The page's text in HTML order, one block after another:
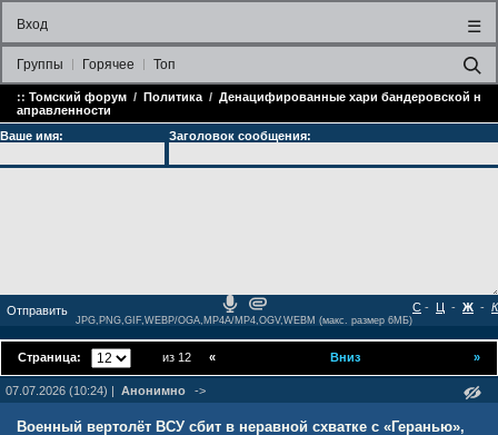
Вход ☰
Группы Горячее Топ
:: Томский форум / Политика / Денацифированные хари бандеровской н
аправленности
Ваше имя:
Заголовок сообщения:
- Ц - Ж - К
С
JPG,PNG,GIF,WEBP/OGA,MP4A/MP4,OGV,WEBM (макс. размер 6МБ)
Страница: из 12 »
« Вниз
07.07.2026 (10:24) | Анонимно ->
Военный вертолёт ВСУ сбит в неравной схватке с «Геранью»,